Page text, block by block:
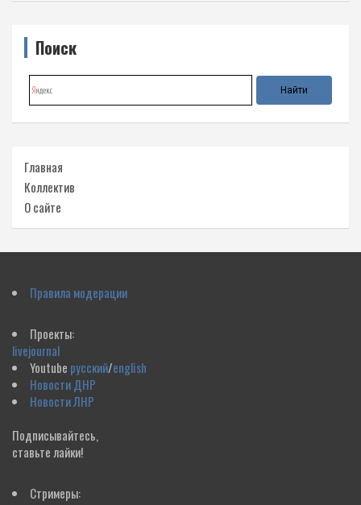
Поиск
Главная
Коллектив
О сайте
Правила модерации
Проекты:
livejournal
Youtube русский/english
Новости ДНР
Новости ЛНР
Подписывайтесь,
ставьте лайки!
Стримеры: